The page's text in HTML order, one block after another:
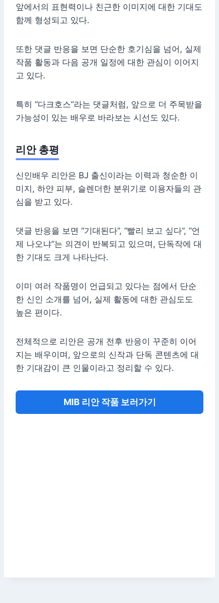
앞에서의 표현력이나 친근한 이미지에 대한 기대도
함께 형성되고 있다.
또한 댓글 반응을 보면 단순한 호기심을 넘어, 실제
작품 활동과 다음 공개 일정에 대한 관심이 이어지
고 있다.
특히 “다크호스”라는 댓글처럼, 앞으로 더 주목받을
가능성이 있는 배우로 바라보는 시선도 있다.
리안 총평
신인배우 리안은 BJ 출신이라는 이력과 청순한 이
미지, 하얀 피부, 슬렌더한 분위기로 이용자들의 관
심을 받고 있다.
댓글 반응을 보면 “기대된다”, “빨리 보고 싶다”, “언
제 나오냐”는 의견이 반복되고 있으며, 단독작에 대
한 기대도 크게 나타난다.
이미 여러 작품명이 언급되고 있다는 점에서 단순
한 신인 소개를 넘어, 실제 활동에 대한 관심도도
높은 편이다.
전체적으로 리안은 공개 전후 반응이 꾸준히 이어
지는 배우이며, 앞으로의 신작과 단독 콘텐츠에 대
한 기대감이 큰 인물이라고 정리할 수 있다.
MIB 리안 작품 보러가기